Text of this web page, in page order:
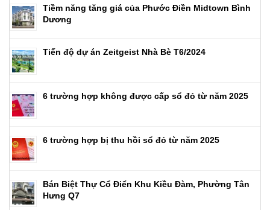
Tiềm năng tăng giá của Phước Điền Midtown Bình
Dương
Tiến độ dự án Zeitgeist Nhà Bè T6/2024
6 trường hợp không được cấp sổ đỏ từ năm 2025
6 trường hợp bị thu hồi sổ đỏ từ năm 2025
Bán Biệt Thự Cổ Điển Khu Kiều Đàm, Phường Tân
Hưng Q7